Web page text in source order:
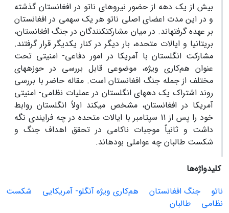
بیش از یک دهه از حضور نیروهای ناتو در افغانستان گذشته
و در این مدت اعضای اصلی ناتو هر یک سهمی در افغانستان
بر عهده گرفته‏اند. در میان مشارکت‏کنندگان در جنگ افغانستان،
بریتانیا و ایالات متحده، بار دیگر در کنار یکدیگر قرار گرفتند.
مشارکت انگلستان با آمریکا در امور دفاعی- امنیتی تحت
عنوان هم‌کاری ویژه، موضوعی قابل بررسی در حوزه‏های
مختلف از جمله جنگ افغانستان است. مقاله حاضر با بررسی
روند اشتراک یک دهه‏ای انگلستان در عملیات نظامی- امنیتی
آمریکا در افغانستان، مشخص می‏کند اولاً انگلستان روابط
خود را پس از 11 سپتامبر با ایالات متحده در چه فرایندی نگه
داشت و ثانیاٌ موجبات ناکامی در تحقق اهداف جنگ و
شکست طالبان چه عواملی بوده‏اند.
کلیدواژه‌ها
ناتو
جنگ افغانستان هم‌کاری ویژه آنگلو- آمریکایی
شکست
نظامی
طالبان